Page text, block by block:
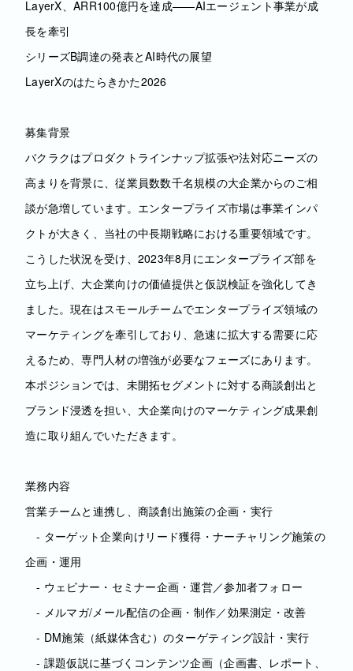
LayerX、ARR100億円を達成——AIエージェント事業が成
長を牽引
シリーズB調達の発表とAI時代の展望
LayerXのはたらきかた2026
募集背景
バクラクはプロダクトラインナップ拡張や法対応ニーズの
高まりを背景に、従業員数数千名規模の大企業からのご相
談が急増しています。エンタープライズ市場は事業インパ
クトが大きく、当社の中長期戦略における重要領域です。
こうした状況を受け、2023年8月にエンタープライズ部を
立ち上げ、大企業向けの価値提供と仮説検証を強化してき
ました。現在はスモールチームでエンタープライズ領域の
マーケティングを牽引しており、急速に拡大する需要に応
えるため、専門人材の増強が必要なフェーズにあります。
本ポジションでは、未開拓セグメントに対する商談創出と
ブランド浸透を担い、大企業向けのマーケティング成果創
造に取り組んでいただきます。
業務内容
営業チームと連携し、商談創出施策の企画・実行
- ターゲット企業向けリード獲得・ナーチャリング施策の
企画・運用
- ウェビナー・セミナー企画・運営／参加者フォロー
- メルマガ/メール配信の企画・制作／効果測定・改善
- DM施策（紙媒体含む）のターゲティング設計・実行
- 課題仮説に基づくコンテンツ企画（企画書、レポート、